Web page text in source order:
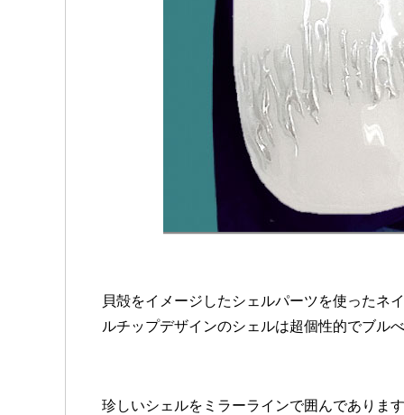
貝殻をイメージしたシェルパーツを使ったネ
ルチップデザインのシェルは超個性的でブル
珍しいシェルをミラーラインで囲んでありま